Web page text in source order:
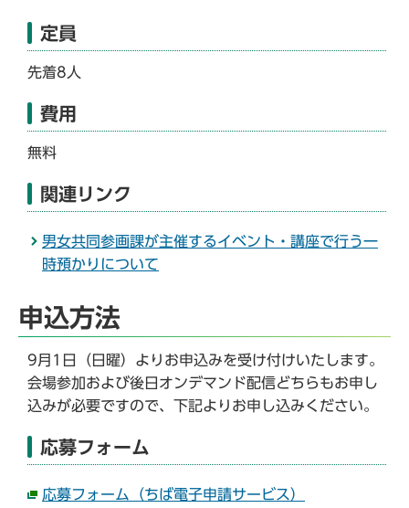
定員
先着8人
費用
無料
関連リンク
男女共同参画課が主催するイベント・講座で行う一
時預かりについて
申込方法
9月1日（日曜）よりお申込みを受け付けいたします。
会場参加および後日オンデマンド配信どちらもお申し
込みが必要ですので、下記よりお申し込みください。
応募フォーム
応募フォーム（ちば電子申請サービス）